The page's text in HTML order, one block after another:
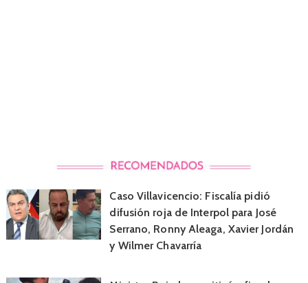
Caso Villavicencio: Fiscalía pidió
difusión roja de Interpol para José
Serrano, Ronny Aleaga, Xavier Jordán
y Wilmer Chavarría